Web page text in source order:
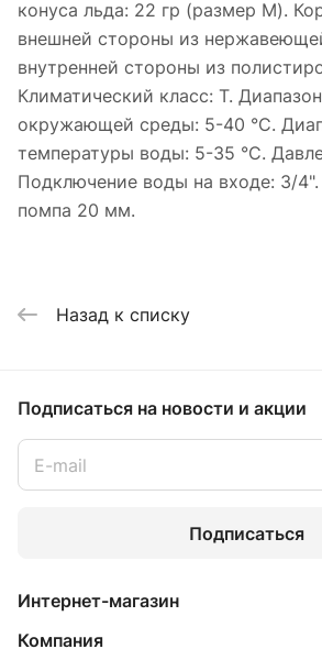
конуса льда: 22 гр (размер M).
внешней стороны из
внутренней стороны из
Климатический класс: T.
окружающей среды: 5-40 °C.
температуры воды: 5-35 °С.
Подключение воды на входе: 3/
помпа 20 мм.
Назад к списку
Подписаться на новости и акции
Подписаться
Интернет-магазин
Компания